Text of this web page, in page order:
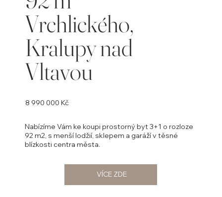
Vrchlického,
Kralupy nad
Vltavou
8 990 000 Kč
Nabízíme Vám ke koupi prostorný byt 3+1 o rozloze
92 m2, s menší lodžií, sklepem a garáží v těsné
blízkosti centra města.
VÍCE ZDE